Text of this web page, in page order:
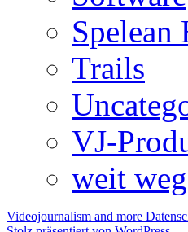
Spelean
Trails
VJ-
weit weg
Videojournalism and more